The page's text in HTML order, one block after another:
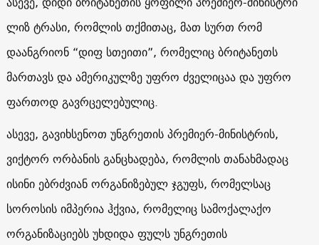
ლიზ ტრასი, რომლის თქმითაც, მათ სურთ რომ
დაანგრიონ “დიფ სთეითი”, რომელიც ბრიტანეთს
მართავს და ამერიკულზე უფრო ძველიცაა და უფრო
ფართოდ გავრცელებულიც.
ასევე, გავიხსენოთ უნგრეთის პრემიერ-მინისტრის,
ვიქტორ ორბანის განცხადება, რომლის თანახმადაც
ისინი ებრძვიან ორგანიზებულ ჯგუფს, რომელსაც
სოროსის იმპერია ჰქვია, რომელიც სამოქალაქო
ორგანიზაციებს უხდიდა ფულს უნგრეთის